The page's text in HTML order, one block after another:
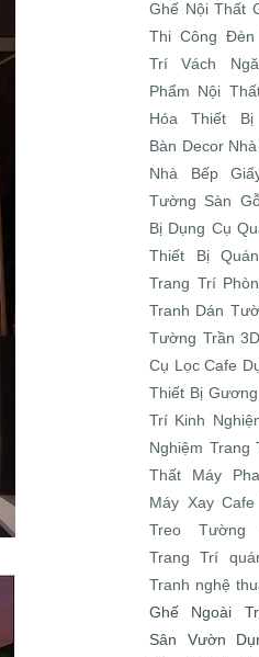
Ghế Nội Thất
Thi Công Đèn
Trí
Vách
Phẩm Nội
Hóa Thiết Bị
Bàn Decor Nhà
Nhà Bếp
Tường Sàn
Bị Dụng Cụ
Thiết Bị
Trang Trí
Tranh Dán
Tường Trần 3D
Cụ Lọc Cafe
Thiết Bị
Trí Kinh
Nghiệm Trang
Thất
Máy
Máy Xay Cafe
Treo Tường
Trang Trí
Tranh nghệ
Ghế Ngoài
Sân Vườn